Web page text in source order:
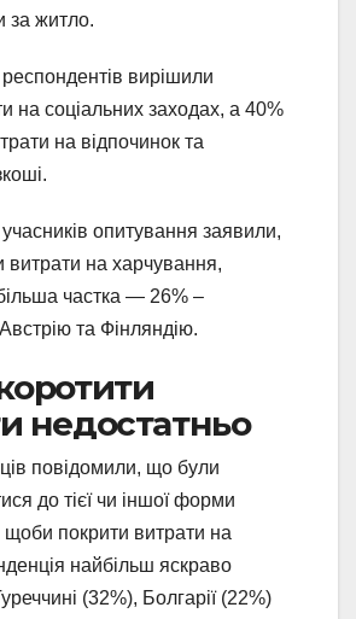
за житло.
вирішили
на соціальних заходах, а 40%
на відпочинок та
опитування заявили,
витрати на харчування,
частка — 26% –
та Фінляндію.
недостатньо
повідомили, що були
до тієї чи іншої форми
щоби покрити витрати на
найбільш яскраво
(32%), Болгарії (22%)